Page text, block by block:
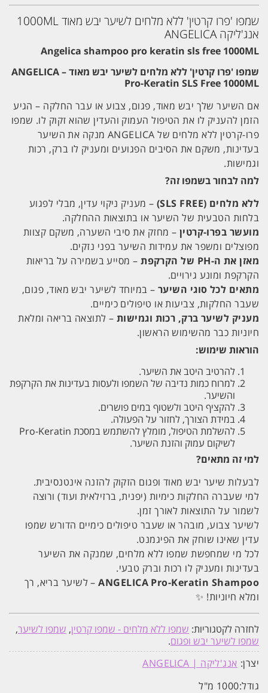
מלחים
לשיער
יבש
מאוד
1000ML
אנג'ליקה
ANGELICA
שמפו 'פרו קרטין' ללא מלחים לשיער יבש מאוד 1000ML
אנג'ליקה ANGELICA
Angelica shampoo pro keratin sls free 1000ML
שמפו 'פרו קרטין' ללא מלחים לשיער יבש מאוד – ANGELICA
Pro-Keratin SLS Free 1000ML
אם השיער שלך יבש מאוד, פגום, צבוע או עבר החלקה – הגיע
הזמן להעניק לו את הטיפול העמוק והעדין שהוא זקוק לו. שמפו
פרו-קרטין ללא מלחים של ANGELICA מנקה את השיער
בעדינות, משקם את הסיבים הפגועים ומעניק לו ברק, רכות
וגמישות.
למה לבחור בשמפו זה?
ללא מלחים (SLS FREE)
– מעניק ניקוי עדין, מבלי לפגוע
בלחות הטבעית של השיער או בתוצאות ההחלקה.
מועשר בפרו-קרטין – מחזק את סיבי השערה, משקם קצוות
מפוצלים ומשפר את עמידות השיער בפני נזקים.
מאזן את ה-PH של הקרקפת
– מסייע בשמירה על בריאות
הקרקפת ומונע גירויים.
מתאים לכל סוגי השיער – במיוחד לשיער יבש מאוד, פגום,
שעבר החלקות, צביעות או טיפולים כימיים.
מעניק לשיער ברק, רכות וגמישות – לתוצאה בריאה ומלאת
חיוניות כבר מהשימוש הראשון.
הוראות שימוש:
להרטיב היטב את השיער.
למרוח כמות נדיבה של השמפו ולעסות בעדינות את הקרקפת
והשיער.
להקציף היטב ולשטוף במים פושרים.
במידת הצורך, לחזור על הפעולה.
להשלמת הטיפול, מומלץ להשתמש במסכת Pro-Keratin
לשיקום עמוק והזנת השיער.
למי זה מתאים?
לבעלות שיער יבש מאוד ופגום הזקוק להזנה אינטנסיבית.
למי שעברה החלקות כימיות (יפנית, ברזילאית ועוד) ורוצה
לשמור על התוצאות לאורך זמן.
לשיער צבוע, מובהר או שעבר טיפולים כימיים הדורש שמפו
עדין שאינו שוחק את הפיגמנט.
לכל מי שמחפשת שמפו ללא מלחים, שמנקה את השיער
בעדינות ומעניק לו רכות וברק טבעי.
ANGELICA Pro-Keratin Shampoo– לשיער בריא, רך
ומלא חיוניות! ✨
לחזרה לקטגוריות: שמפו ללא מלחים - שמפו קרטין, שמפו לשיער,
שמפו לשיער יבש ופגום.
יצרן: אנג'ליקה | ANGELICA
גודל:1000 מ"ל